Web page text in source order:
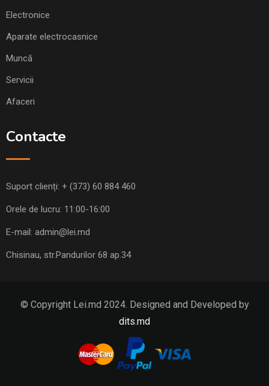
Electronice
Aparate electrocasnice
Muncă
Servicii
Afaceri
Contacte
Suport clienți: + (373) 60 884 460
Orele de lucru: 11:00-16:00
E-mail: admin@lei.md
Chisinau, str.Pandurilor 68 ap.34
© Copyright Lei.md 2024. Designed and Developed by
dits.md